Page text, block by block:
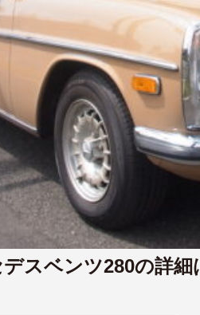
デスベンツ280の詳